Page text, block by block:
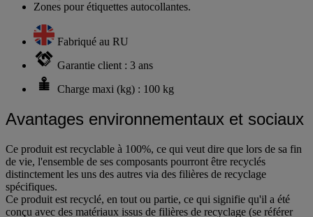
Zones pour étiquettes autocollantes.
Fabriqué au RU
Garantie client : 3 ans
Charge maxi (kg) : 100 kg
Avantages environnementaux et sociaux
Ce produit est recyclable à 100%, ce qui veut dire que lors de sa fin
de vie, l'ensemble de ses composants pourront être recyclés
distinctement les uns des autres via des filières de recyclage
spécifiques.
Ce produit est recyclé, en tout ou partie, ce qui signifie qu'il a été
conçu avec des matériaux issus de filières de recyclage (se référer